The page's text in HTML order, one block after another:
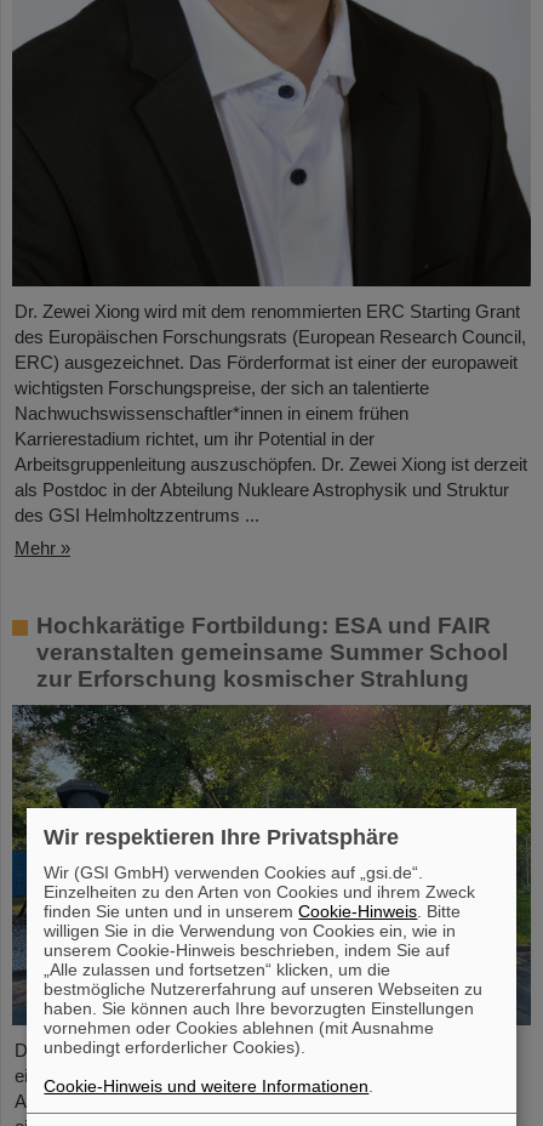
Dr. Zewei Xiong wird mit dem renommierten ERC Starting Grant
des Europäischen Forschungsrats (European Research Council,
ERC) ausgezeichnet. Das Förderformat ist einer der europaweit
wichtigsten Forschungspreise, der sich an talentierte
Nachwuchswissenschaftler*innen in einem frühen
Karrierestadium richtet, um ihr Potential in der
Arbeitsgruppenleitung auszuschöpfen. Dr. Zewei Xiong ist derzeit
als Postdoc in der Abteilung Nukleare Astrophysik und Struktur
des GSI Helmholtzzentrums ...
Mehr »
Hochkarätige Fortbildung: ESA und FAIR
veranstalten gemeinsame Summer School
zur Erforschung kosmischer Strahlung
Die „ESA FAIR Space Radiation Summer School 2024“ geht in
eine neue Runde: Mit seinem erstklassigen
Ausbildungsprogramm und seiner hochkarätigen Expertise,
Wir respektieren Ihre Privatsphäre
Wir (GSI GmbH) verwenden Cookies auf „gsi.de“.
Einzelheiten zu den Arten von Cookies und ihrem Zweck
finden Sie unten und in unseremCookie-Hinweis . Bitte
willigen Sie in die Verwendung von Cookies ein, wie in
unserem Cookie-Hinweis beschrieben, indem Sie auf
„Alle zulassen und fortsetzen“ klicken, um die
bestmögliche Nutzererfahrung auf unseren Webseiten zu
haben. Sie können auch Ihre bevorzugten Einstellungen
vornehmen oder Cookies ablehnen (mit Ausnahme
unbedingt erforderlicher Cookies).
Cookie-Hinweis und weitere Informationen